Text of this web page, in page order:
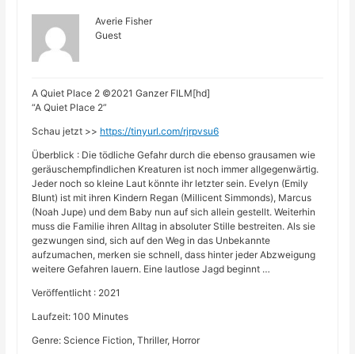
Averie Fisher
Guest
A Quiet Place 2 ©2021 Ganzer FILM[hd]
“A Quiet Place 2”
Schau jetzt >> https://tinyurl.com/rjrpvsu6
Überblick : Die tödliche Gefahr durch die ebenso grausamen wie
geräuschempfindlichen Kreaturen ist noch immer allgegenwärtig.
Jeder noch so kleine Laut könnte ihr letzter sein. Evelyn (Emily
Blunt) ist mit ihren Kindern Regan (Millicent Simmonds), Marcus
(Noah Jupe) und dem Baby nun auf sich allein gestellt. Weiterhin
muss die Familie ihren Alltag in absoluter Stille bestreiten. Als sie
gezwungen sind, sich auf den Weg in das Unbekannte
aufzumachen, merken sie schnell, dass hinter jeder Abzweigung
weitere Gefahren lauern. Eine lautlose Jagd beginnt …
Veröffentlicht : 2021
Laufzeit: 100 Minutes
Genre: Science Fiction, Thriller, Horror